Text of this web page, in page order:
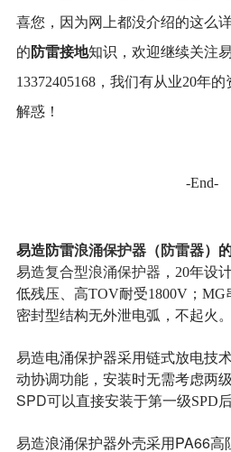
喜您，因为网上都没介绍的这么
的防雷接地知识，欢迎继续关注
13372405168，我们有从业20年
解惑！
-End-
易造防雷浪涌保护器（防雷器）
易造复合型浪涌保护器 ，20年设
低残压、高TOV耐受1800V；MG
密封型结构无外泄电弧，不起火。
易造电涌保护器采用链式放电技
动协调功能，安装时无需考虑两
SPD可以直接安装于第一级SPD
易造浪涌保护器外壳采用PA66